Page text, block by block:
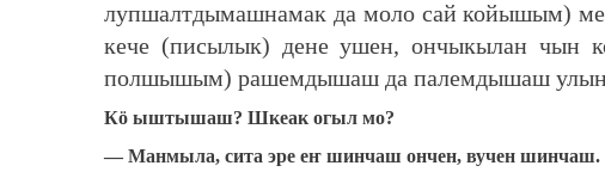
лупшалтдымашнамак да моло сай койышым)
кече (писылык) дене ушен, ончыкылан чын
полшышым) рашемдышаш да палемдышаш
Кӧ ыштышаш? Шкеак огыл мо?
— Манмыла, сита эре еҥ шинчаш ончен, вучен шинчаш.